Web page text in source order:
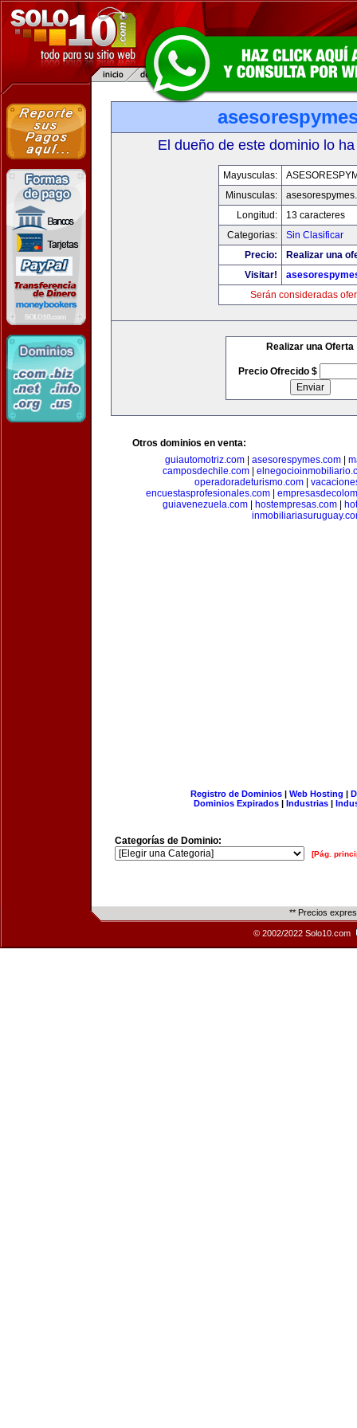
El dueño de este dominio lo
Mayusculas:
Minusculas:
Longitud:
13 caracteres
Categorias:
Sin Clasificar
Precio:
Realizar una
Visitar!
Serán consideradas
Realizar una Oferta
Precio Ofrecido $
Otros dominios en venta:
guiautomotriz.com
asesorespymes.com
camposdechile.com
operadoradeturismo.com
encuestasprofesionales.com|
guiavenezuela.com| hostempresas.com|
Registro de Dominios| Web Hosting |
Dominios Expirados | Industrias |
Categorías de Dominio:
[Pág.
** Precios
© 2002/2022 Solo10.com